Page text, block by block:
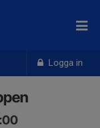
Logga in